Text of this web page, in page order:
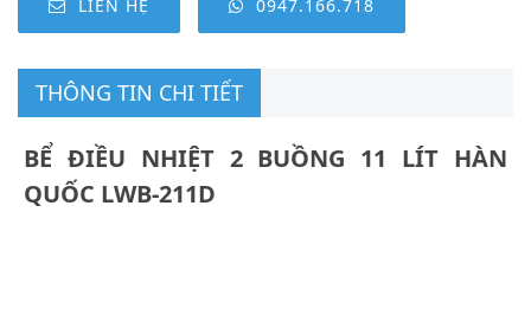
LIÊN HỆ 0947.166.718
THÔNG TIN CHI TIẾT
BỂ ĐIỀU NHIỆT 2 BUỒNG 11 LÍT HÀN
QUỐC LWB-211D